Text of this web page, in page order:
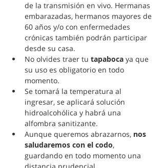
de la transmisión en vivo. Hermanas
embarazadas, hermanos mayores de
60 años y/o con enfermedades
crónicas también podrán participar
desde su casa.
No olvides traer tu tapaboca ya que
su uso es obligatorio en todo
momento.
Se tomará la temperatura al
ingresar, se aplicará solución
hidroalcohólica y habrá una
alfombra sanitizante.
Aunque queremos abrazarnos, nos
saludaremos con el codo,
guardando en todo momento una